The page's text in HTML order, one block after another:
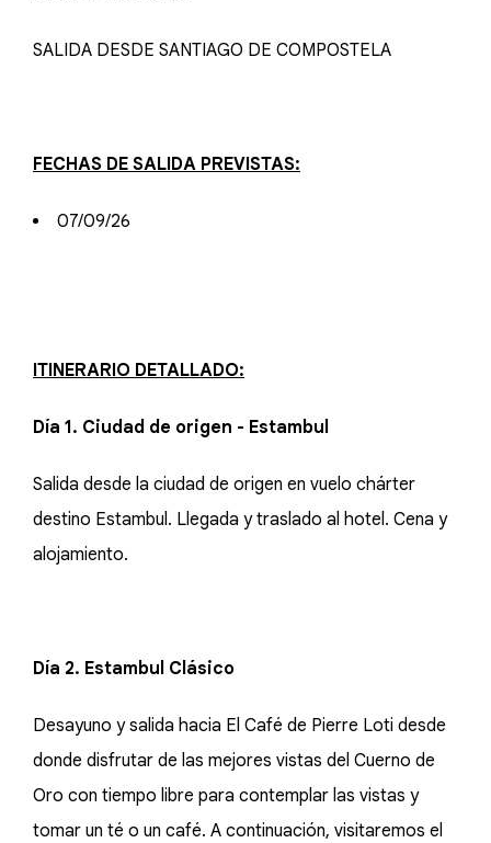
SALIDA DESDE SANTIAGO DE COMPOSTELA
FECHAS DE SALIDA PREVISTAS:
07/09/26
ITINERARIO DETALLADO:
Día 1. Ciudad de origen - Estambul
Salida desde la ciudad de origen en vuelo chárter
destino Estambul. Llegada y traslado al hotel. Cena y
alojamiento.
Día 2. Estambul Clásico
Desayuno y salida hacia El Café de Pierre Loti desde
donde disfrutar de las mejores vistas del Cuerno de
Oro con tiempo libre para contemplar las vistas y
tomar un té o un café. A continuación, visitaremos el